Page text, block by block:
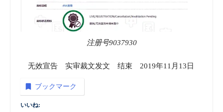
注册号9037930
无效宣告 实审裁文发文 结束 2019年11月13日
ブックマーク
いいね: